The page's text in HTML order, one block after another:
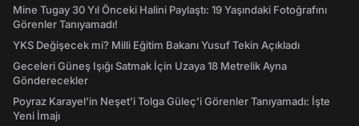
Mine Tugay 30 Yıl Önceki Halini Paylaştı: 19 Yaşındaki Fotoğrafını
Görenler Tanıyamadı!
YKS Değişecek mi? Milli Eğitim Bakanı Yusuf Tekin Açıkladı
Geceleri Güneş Işığı Satmak İçin Uzaya 18 Metrelik Ayna
Gönderecekler
Poyraz Karayel'in Neşet'i Tolga Güleç'i Görenler Tanıyamadı: İşte
Yeni İmajı